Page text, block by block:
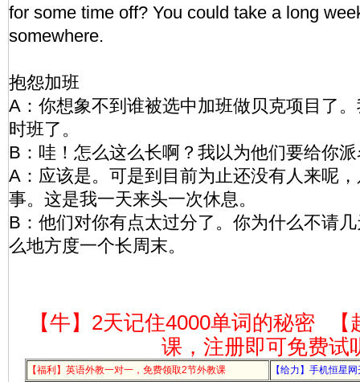
for some time off? You could take a long
somewhere.
抱怨加班
A：你想象不到谁被选中加班做贝克项目了
时班了。
B：哇！怎么这么长啊？我以为他们要给你
A：应该是。可是到目前为止还没有人来呢
事。这是我一天来头一次休息。
B：他们对你有点太过分了。你为什么不请
么地方度一个长周末。
【牛】2天记住4000单词的秘密
课，注册即可免费试
【福利】英语外教一对一，免费领取2节外教课 【给力】手机恒星